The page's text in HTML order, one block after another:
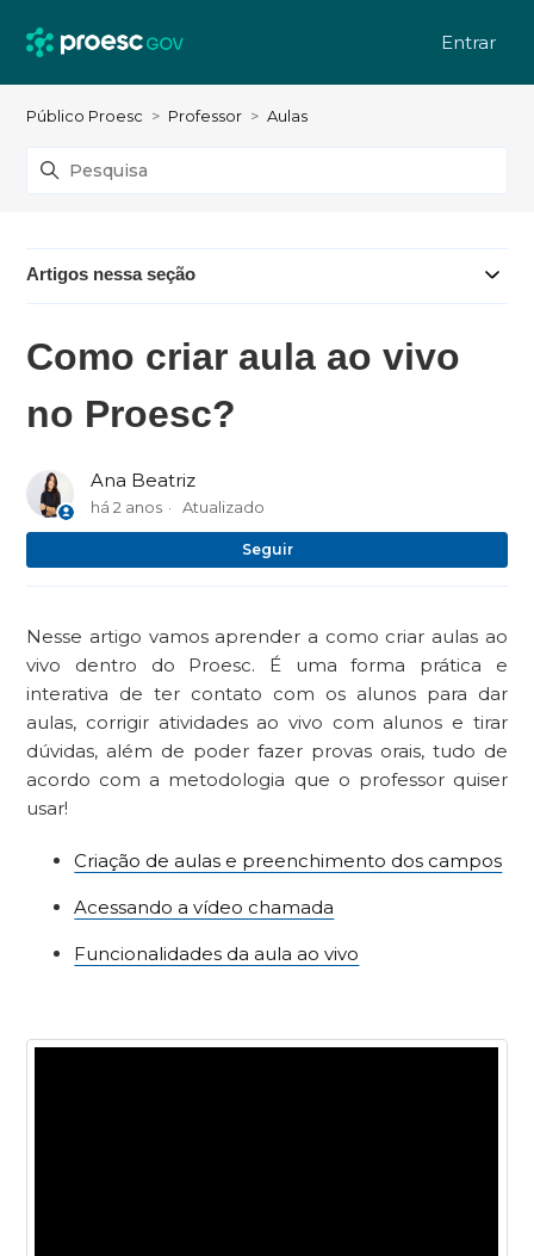
Entrar
Público Proesc Professor Aulas
Artigos nessa seção
Como criar aula ao vivo
no Proesc?
Ana Beatriz
há 2 anos Atualizado
Seguir
Nesse artigo vamos aprender a como criar aulas ao
vivo dentro do Proesc. É uma forma prática e
interativa de ter contato com os alunos para dar
aulas, corrigir atividades ao vivo com alunos e tirar
dúvidas, além de poder fazer provas orais, tudo de
acordo com a metodologia que o professor quiser
usar!
Criação de aulas e preenchimento dos campos
Acessando a vídeo chamada
Funcionalidades da aula ao vivo